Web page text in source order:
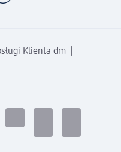
Klienta dm